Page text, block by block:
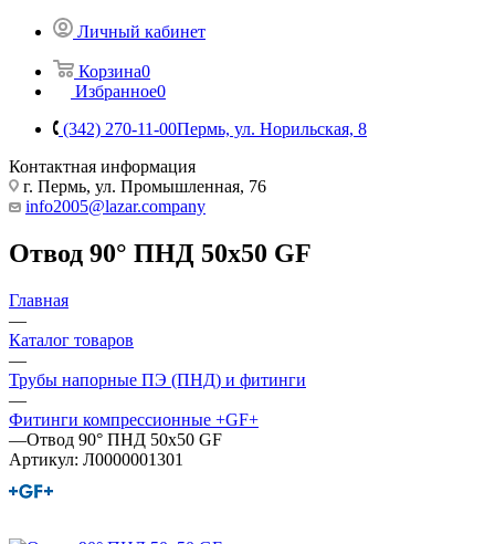
Личный кабинет
Корзина0
Избранное0
(342) 270-11-00Пермь, ул. Норильская, 8
Контактная информация
г. Пермь, ул. Промышленная, 76
info2005@lazar.company
Отвод 90° ПНД 50х50 GF
Главная
—
Каталог товаров
—
Трубы напорные ПЭ (ПНД) и фитинги
—
Фитинги компрессионные +GF+
—Отвод 90° ПНД 50х50 GF
Артикул: Л0000001301